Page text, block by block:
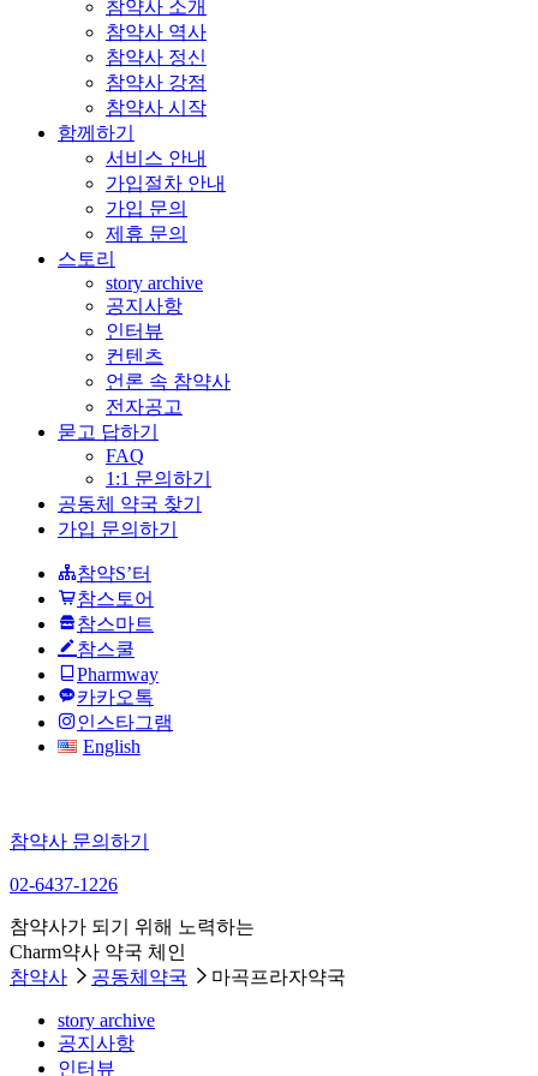
참약사 소개
참약사 역사
참약사 정신
참약사 강점
참약사 시작
함께하기
서비스 안내
가입절차 안내
가입 문의
제휴 문의
스토리
story archive
공지사항
인터뷰
컨텐츠
언론 속 참약사
전자공고
묻고 답하기
FAQ
1:1 문의하기
공동체 약국 찾기
가입 문의하기
참약S’터
참스토어
참스마트
참스쿨
Pharmway
카카오톡
인스타그램
English
참약사 문의하기
02-6437-1226
참약사가 되기 위해 노력하는
Charm약사 약국 체인
참약사
공동체약국 마곡프라자약국
story archive
공지사항
인터뷰